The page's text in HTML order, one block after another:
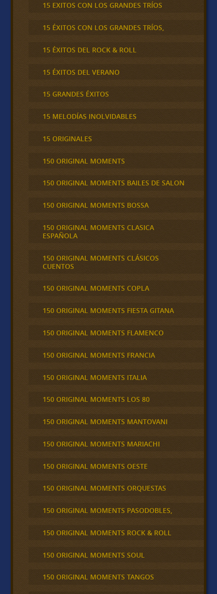
15 EXITOS CON LOS GRANDES TRÍOS
15 ÉXITOS CON LOS GRANDES TRÍOS,
15 ÉXITOS DEL ROCK & ROLL
15 ÉXITOS DEL VERANO
15 GRANDES ÉXITOS
15 MELODÍAS INOLVIDABLES
15 ORIGINALES
150 ORIGINAL MOMENTS
150 ORIGINAL MOMENTS BAILES DE SALON
150 ORIGINAL MOMENTS BOSSA
150 ORIGINAL MOMENTS CLASICA
ESPAÑOLA
150 ORIGINAL MOMENTS CLÁSICOS
CUENTOS
150 ORIGINAL MOMENTS COPLA
150 ORIGINAL MOMENTS FIESTA GITANA
150 ORIGINAL MOMENTS FLAMENCO
150 ORIGINAL MOMENTS FRANCIA
150 ORIGINAL MOMENTS ITALIA
150 ORIGINAL MOMENTS LOS 80
150 ORIGINAL MOMENTS MANTOVANI
150 ORIGINAL MOMENTS MARIACHI
150 ORIGINAL MOMENTS OESTE
150 ORIGINAL MOMENTS ORQUESTAS
150 ORIGINAL MOMENTS PASODOBLES,
150 ORIGINAL MOMENTS ROCK & ROLL
150 ORIGINAL MOMENTS SOUL
150 ORIGINAL MOMENTS TANGOS